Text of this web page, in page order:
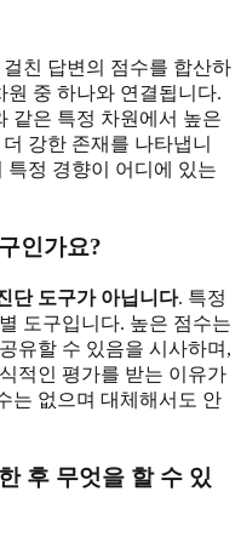
친 답변의 점수를 합산하
원 중 하나와 연결됩니다.
같은 특정 차원에서 높은
강한 존재를 나타냅니
특정 경향이 어디에 있는
인가요?
단 도구가 아닙니다. 특정
도구입니다. 높은 점수는
유할 수 있음을 시사하며,
적인 평가를 받는 이유가
는 없으며 대체해서도 안
후 무엇을 할 수 있